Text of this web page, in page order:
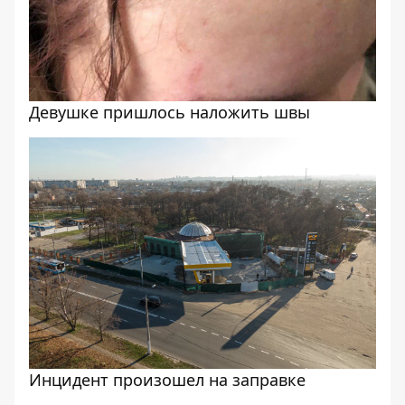
Девушке пришлось наложить швы
Инцидент произошел на заправке